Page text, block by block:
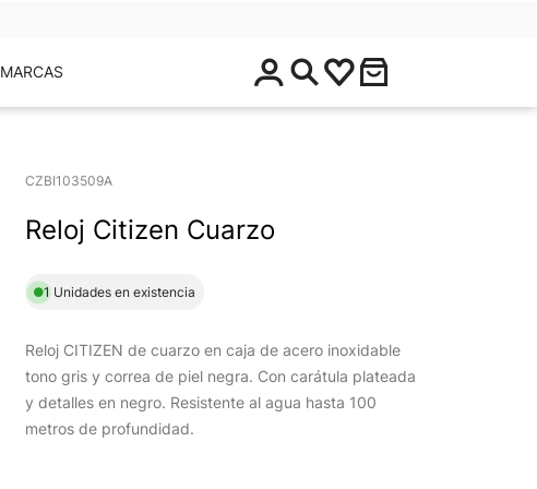
MARCAS
$
0
.
CZBI103509A
Reloj Citizen Cuarzo
1 Unidades en existencia
Reloj CITIZEN de cuarzo en caja de acero inoxidable
tono gris y correa de piel negra. Con carátula plateada
y detalles en negro. Resistente al agua hasta 100
metros de profundidad.